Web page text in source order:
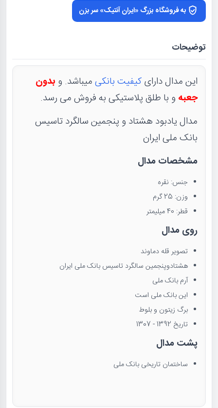
به فروشگاه بزرگ «ایران آنتیک» سر بزن
توضیحات
این مدال دارایکیفیت بانکیمیباشد. و بدون
جعبه و با طلق پلاستیکی به فروش می رسد.
مدال یادبود هشتاد و پنجمین سالگرد تاسیس
بانک ملی ایران
مشخصات مدال
جنس: نقره
وزن: 25 گرم
قطر: 40 میلیمتر
روی مدال
تصویر قله دماوند
هشتادو‌پنجمین سالگرد تاسیس بانک ملی ایران
آرم بانک ملی
این بانک ملی است
برگ زیتون و بلوط
تاریخ 1392 - 1307
پشت مدال
ساختمان تاریخی بانک ملی